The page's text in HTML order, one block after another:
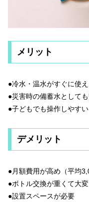
メリット
●冷水・温水がすぐに使
●災害時の備蓄水として
●子どもでも操作しやす
デメリット
●月額費用が高め（平均
●ボトル交換が重くて大変
●設置スペースが必要